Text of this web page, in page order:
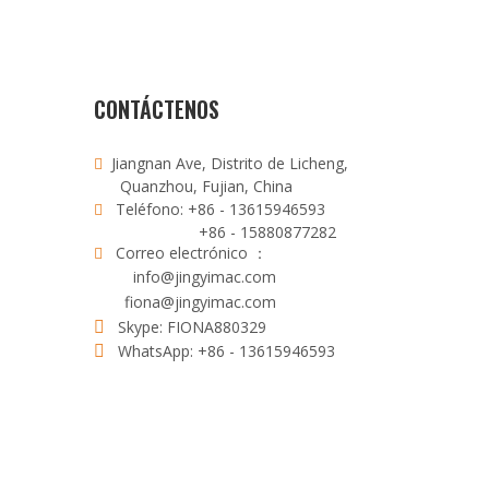
CONTÁCTENOS
 Jiangnan Ave, Distrito de Licheng,
Quanzhou, Fujian, China
 Teléfono: +86 - 13615946593
+86 - 15880877282
 Correo electrónico ：
info@jingyimac.com
fiona@jingyimac.com
 Skype: FIONA880329
 WhatsApp: +86 - 13615946593